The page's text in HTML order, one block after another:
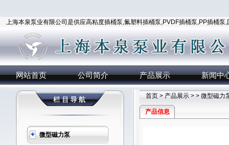
上海本泉泵业有限公司是供应高粘度插桶泵,氟塑料插桶泵,PVDF插桶泵,PP插桶泵
网站首页 公司简介 产品展示 新闻中
微型磁力泵
首页 > 产品展示 > > 微型磁力
产品信息